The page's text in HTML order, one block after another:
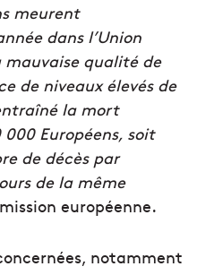
meurent
dans l’Union
mauvaise qualité de
de niveaux élevés de
la mort
Européens, soit
de décès par
de la même
européenne.
notamment